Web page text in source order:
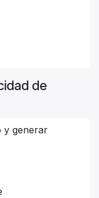
de
y generar